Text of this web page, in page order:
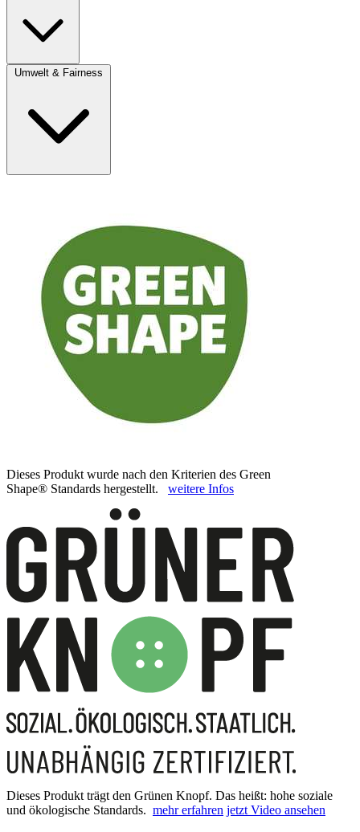
Umwelt & Fairness
Dieses Produkt wurde nach den Kriterien des Green
Shape® Standards hergestellt. weitere Infos
Dieses Produkt trägt den Grünen Knopf. Das heißt: hohe soziale
und ökologische Standards. mehr erfahren jetzt Video ansehen